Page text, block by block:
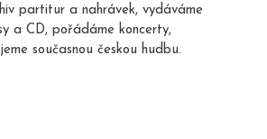
partitur a nahrávek, vydáváme
a CD, pořádáme koncerty,
současnou českou hudbu.